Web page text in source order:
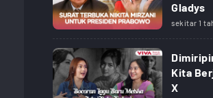
Gladys
sekitar 1
Kita
X